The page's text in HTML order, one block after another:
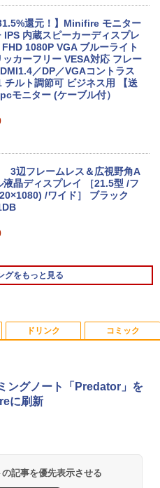
定999円OFF！】 中古ノートパ
パソコン 中古 Office付き バ
ネス 仕事 訳あり Windows11
ポイント】Lenovo Think
型/Webカメラ/WIFI/無線LA
HDMI/USB Type-C/中古 パ
還元！】Minifire モニター
IPS 内蔵スピーカーディスプレ
1080P VGA ブルーライト
ッカーフリー VESA対応 フレー
／DP／VGAコントラス
チルト調節可 ビジネス用 【送
モニター (ケーブル付）
3辺フレームレス＆広視野角A
液晶ディスプレイ ［21.5型 /フ
/ワイド］ ブラック
グをもっと見る
発売 予約 mini ミニ 2026年9
ク M!LK MILK
P40i オフホワイト
P31i ブラック
feat. Flo Milli, ATL Jacob
feat. Flo Milli, ATL Jacob
ドリンク
天然水 ラベルレス 500ml ×24本
水 バナジウム含有 水 ミネラル
ットボトル 静岡県産 500ミリリ
コミック
りごと 17巻 (デジタル版ビッグガ
クス)
「のぶ」(22) (角川コミックス・
ングノート「Predator」を
に刷新
記事を優先表示させる